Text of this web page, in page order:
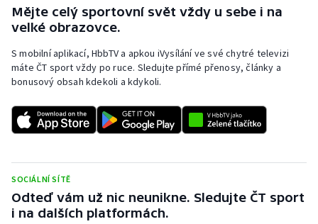
Lezení
Lyže a snowboard
Moderní pětiboj
Motorsport
Parasport
Plavání
Mějte celý sportovní svět vždy u sebe i na
velké obrazovce.
S mobilní aplikací, HbbTV a apkou iVysílání ve své chytré televizi
máte ČT sport vždy po ruce. Sledujte přímé přenosy, články a
bonusový obsah kdekoli a kdykoli.
SOCIÁLNÍ SÍTĚ
Odteď vám už nic neunikne. Sledujte ČT sport
i na dalších platformách.